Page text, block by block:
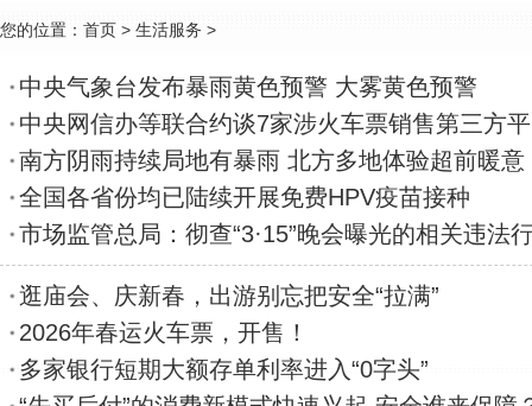
您的位置： 首页 > 生活服务 >
中央气象台发布暴雨黄色预警 大雾黄色预警
中央网信办等联合约谈7家涉火车票销售第三方
南方阴雨持续局地有暴雨 北方多地体验超前暖意
全国各省份均已陆续开展免费HPV疫苗接种
市场监管总局：彻查“3·15”晚会曝光的相关违法
逛庙会、庆新春，出游别忘把安全“拉满”
2026年春运火车票，开售！
多家银行短期大额存单利率进入“0字头”